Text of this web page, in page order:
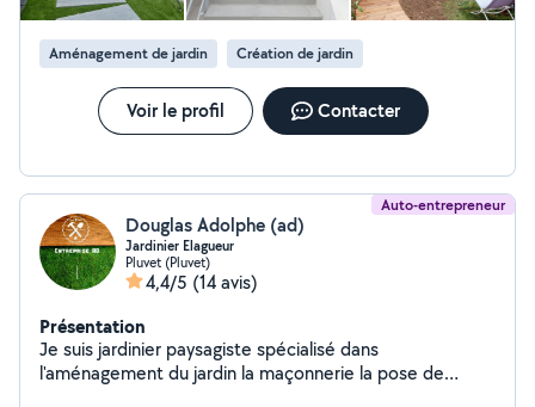
Aménagement de jardin Création de jardin
Voir le profil Contacter
Auto-entrepreneur
Douglas Adolphe (ad)
Jardinier Elagueur
Pluvet (Pluvet)
4,4/5 (14 avis)
Présentation
Je suis jardinier paysagiste spécialisé dans
l'aménagement du jardin la maçonnerie la pose de